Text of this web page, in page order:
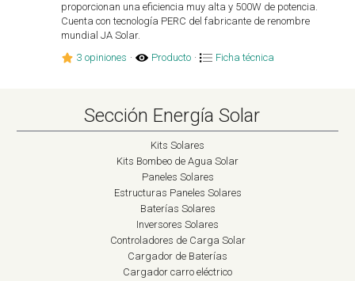
proporcionan una eficiencia muy alta y 500W de potencia.
Cuenta con tecnología PERC del fabricante de renombre
mundial JA Solar.
3 opiniones · Producto · Ficha técnica
Sección Energía Solar
Kits Solares
Kits Bombeo de Agua Solar
Paneles Solares
Estructuras Paneles Solares
Baterías Solares
Inversores Solares
Controladores de Carga Solar
Cargador de Baterías
Cargador carro eléctrico